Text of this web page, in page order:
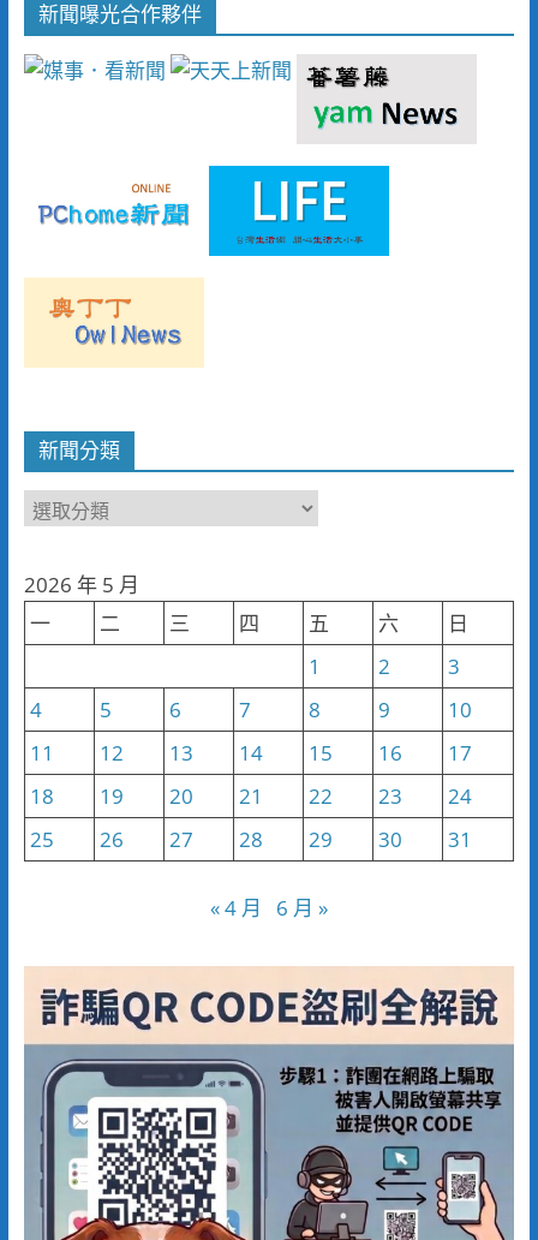
新聞曝光合作夥伴
新聞分類
新
類
2026 年 5 月
一
二 三 四 五 六
日
1
2
3
4
5 6 7 8 9
10
11
12 13 14 15 16
17
18
19 20 21 22 23
24
25
26 27 28 29 30 31
« 4 月 6 月 »